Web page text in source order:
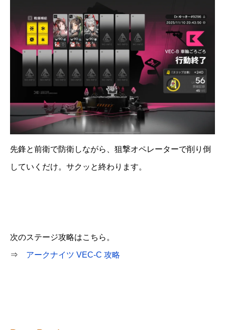
先鋒と前衛で防衛しながら、狙撃オペレーターで削り倒
していくだけ。サクッと終わります。
次のステージ攻略はこちら。
⇒ アークナイツ VEC-C 攻略